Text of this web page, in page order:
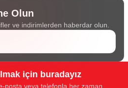
Olun
ve indirimlerden haberdar olun.
için buradayız
posta veya telefonla her zaman